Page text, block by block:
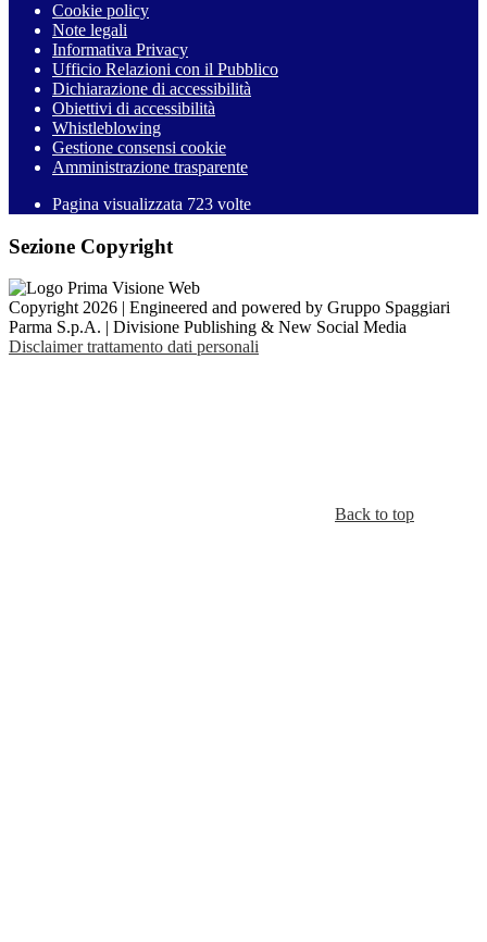
Cookie policy
Note legali
Informativa Privacy
Ufficio Relazioni con il Pubblico
Dichiarazione di accessibilità
Obiettivi di accessibilità
Whistleblowing
Gestione consensi cookie
Amministrazione trasparente
Pagina visualizzata 723 volte
Sezione Copyright
Copyright 2026 | Engineered and powered by Gruppo Spaggiari
Parma S.p.A. | Divisione Publishing & New Social Media
Disclaimer trattamento dati personali
Back to top